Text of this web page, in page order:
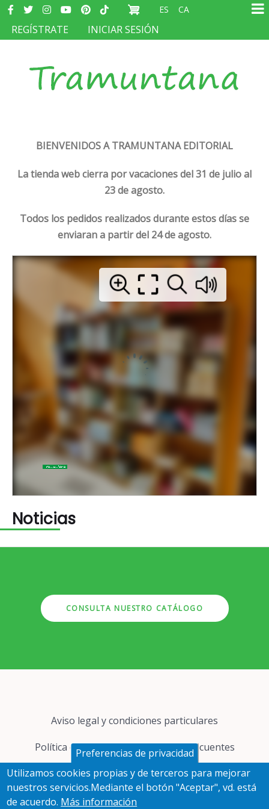
Pasar
contenido
Redes
sociales
ES CA
MENÚ
DEL
D'USUARI
REGÍSTRATE INICIAR SESIÓN
BIENVENIDOS A TRAMUNTANA EDITORIAL
La tienda web cierra por vacaciones del 31 de julio al
23 de agosto.
Todos los pedidos realizados durante estos días se
enviaran a partir del 24 de agosto.
Noticias
CONSULTA NUESTRO CATÁLOGO
página
Aviso legal y condiciones particulares
Política de cookies
Preguntas frecuentes
Protección de datos
Preferencias de privacidad
Utilizamos cookies propias y de terceros para mejorar
nuestros servicios.Mediante el botón "Aceptar", vd. está
de acuerdo. Más información